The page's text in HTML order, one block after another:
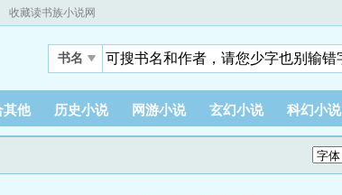
收藏读书族小说网
书名
其他 历史小说 网游小说 玄幻小说 科幻小说